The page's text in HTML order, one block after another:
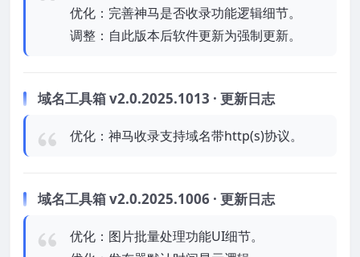
优化：完善神马是否收录功能逻辑细节。
调整：自此版本后软件更新为强制更新。
域名工具箱 v2.0.2025.1013 · 更新日志
优化：神马收录支持域名带http(s)协议。
域名工具箱 v2.0.2025.1006 · 更新日志
优化：图片批量处理功能UI细节。